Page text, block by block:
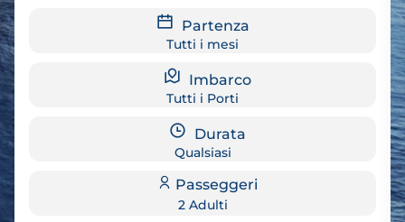
Partenza
Tutti i mesi
Imbarco
Tutti i Porti
Durata
Qualsiasi
Passeggeri
2 Adulti